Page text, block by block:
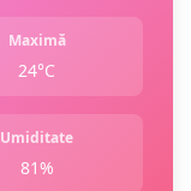
Maximă
24°C
Umiditate
81%